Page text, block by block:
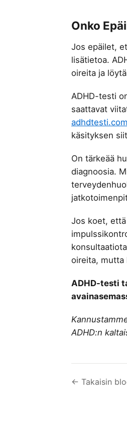
Onko
Jos epäilet,
lisätietoa.
oireita ja
ADHD-testi
saattavat
adhdtesti.com
käsityksen
On tärkeää
diagnoosia.
Jos koet,
oireita, mutta
ADHD-testi
ADHD:n
← Takaisin